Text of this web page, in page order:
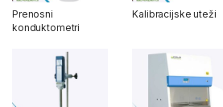
Prenosni
konduktometri
Kalibracijske uteži